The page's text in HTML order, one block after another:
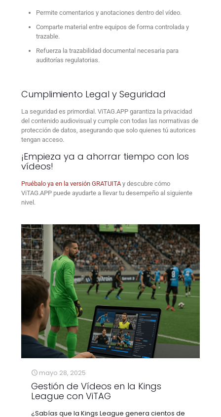
Permite comentarios y anotaciones dentro del vídeo.
Comparte material entre equipos de forma controlada y
trazable.
Refuerza la trazabilidad documental necesaria para
auditorías regulatorias.
Cumplimiento Legal y Seguridad
La seguridad es primordial. ViTAG.APP garantiza la privacidad
del contenido audiovisual y cumple con todas las normativas de
protección de datos, asegurando que solo quienes tú autorices
tengan acceso.
¡Empieza ya a ahorrar tiempo con los
vídeos!
Pruébalo ya en la versión GRATUITA y descubre cómo
ViTAG.APP puede ayudarte a llevar tu desempeño al siguiente
nivel.
mayo 28, 2025
Gestión de Vídeos en la Kings
League con ViTAG
¿Sabías que la Kings League genera cientos de